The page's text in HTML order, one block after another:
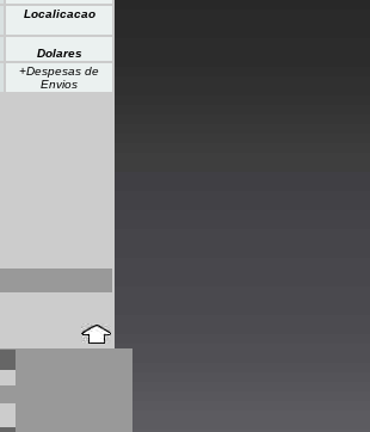
Localicacao
Dolares
+Despesas de
Envios